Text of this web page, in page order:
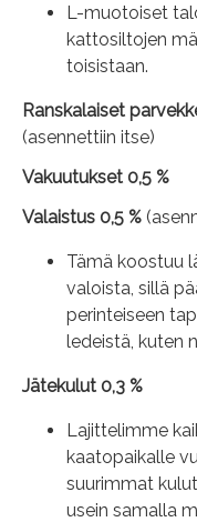
L-muotoiset
kattosiltojen
toisistaan.
Ranskalaiset
(asennettiin itse)
Vakuutukset 0,5 %
Valaistus 0,5 %
Tämä koostuu
valoista, sillä
perinteiseen
ledeistä, kuten
Jätekulut 0,3 %
Lajittelimme
kaatopaikalle
suurimmat
usein samalla